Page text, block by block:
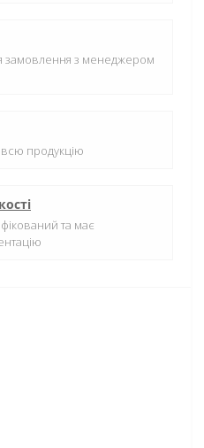
замовлення з менеджером
всю продукцію
та має